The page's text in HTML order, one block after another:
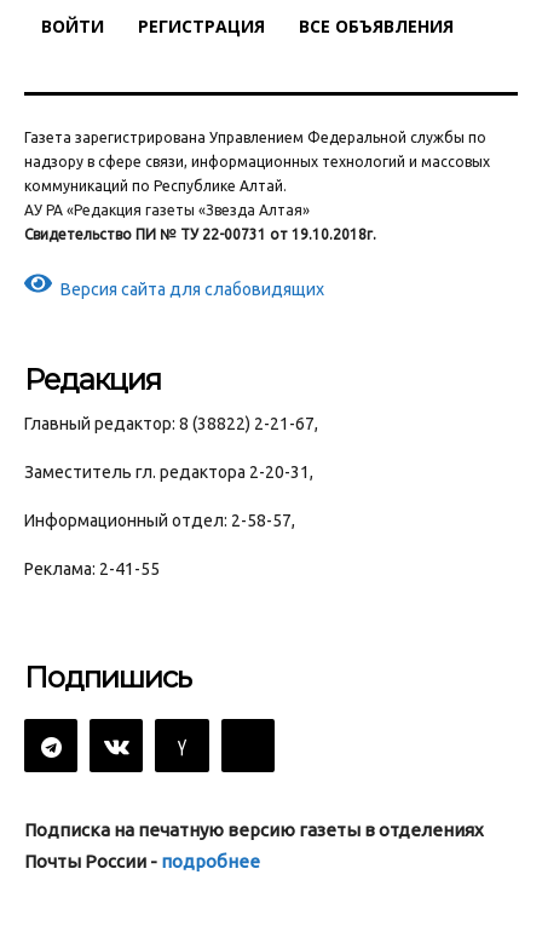
ВОЙТИ РЕГИСТРАЦИЯ ВСЕ ОБЪЯВЛЕНИЯ
Газета зарегистрирована Управлением Федеральной службы по
надзору в сфере связи, информационных технологий и массовых
коммуникаций по Республике Алтай.
АУ РА «Редакция газеты «Звезда Алтая»
Свидетельство ПИ № ТУ 22-00731 от 19.10.2018г.
Версия сайта для слабовидящих
Редакция
Главный редактор: 8 (38822) 2-21-67,
Заместитель гл. редактора 2-20-31,
Информационный отдел: 2-58-57,
Реклама: 2-41-55
Подпишись
Подписка на печатную версию газеты в отделениях
Почты России - подробнее